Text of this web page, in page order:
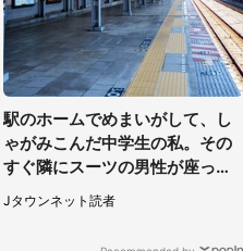
駅のホームでめまいがして、し
ゃがみこんだ中学生の私。その
すぐ隣にスーツの男性が座って
きて（千葉県・20代女性）
Jタウンネット読者